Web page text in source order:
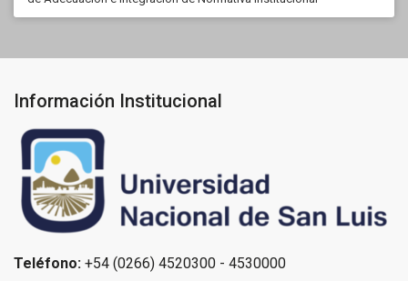
Información Institucional
Teléfono: +54 (0266) 4520300 - 4530000